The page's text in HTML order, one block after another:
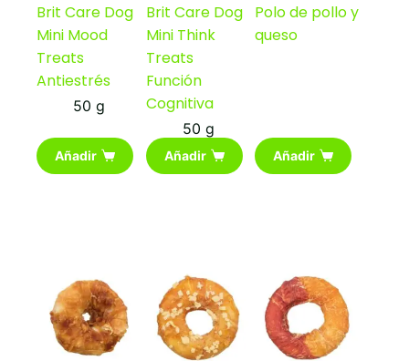
Brit Care Dog
Mini Mood
Treats
Antiestrés
50 g
Añadir
Brit Care Dog
Mini Think
Treats
Función
Cognitiva
50 g
Añadir
Polo de pollo y
queso
Añadir